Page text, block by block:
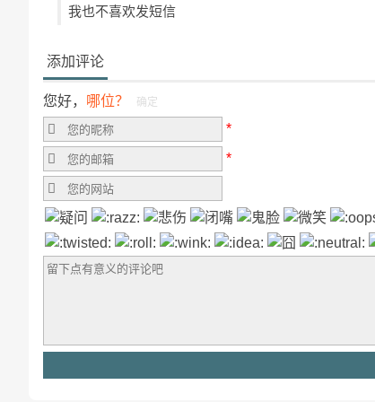
我也不喜欢发短信
添加评论
您好， 哪位？ 确定